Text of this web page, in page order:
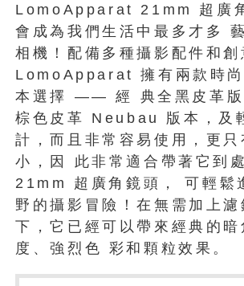
LomoApparat 21mm 超廣
會成為我們生活中最多才多
相機！配備多種攝影配件和創
LomoApparat 擁有兩款時尚
本選擇 —— 經 典全黑皮革版
棕色皮革 Neubau 版本，及
計，而且非常容易使用，更只
小，因 此非常適合帶著它到
21mm 超廣角鏡頭， 可輕鬆
野的攝影冒險！在無需加上濾
下，它已經可以帶來經典的暗
度、強烈色 彩和顆粒效果。